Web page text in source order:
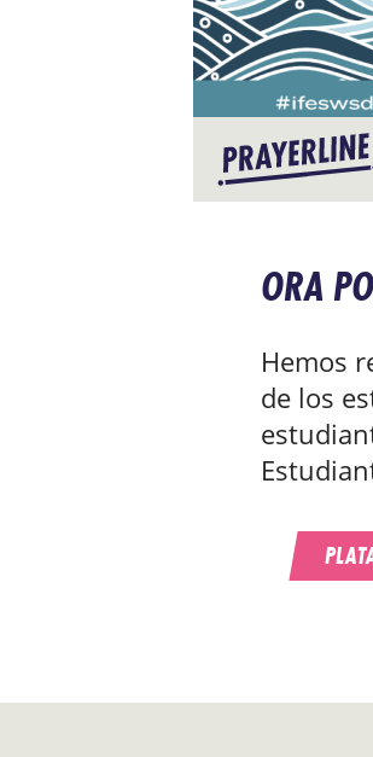
ORA
Hemos
de los